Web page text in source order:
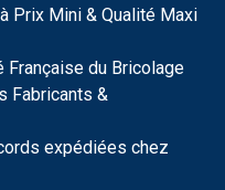
Prix Mini & Qualité Maxi
Française du Bricolage
Fabricants &
expédiées chez